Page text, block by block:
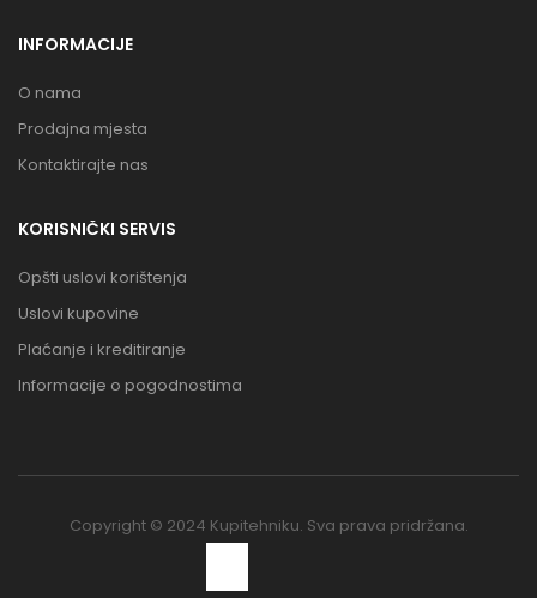
INFORMACIJE
O nama
Prodajna mjesta
Kontaktirajte nas
KORISNIČKI SERVIS
Opšti uslovi korištenja
Uslovi kupovine
Plaćanje i kreditiranje
Informacije o pogodnostima
Copyright © 2024 Kupitehniku. Sva prava pridržana.